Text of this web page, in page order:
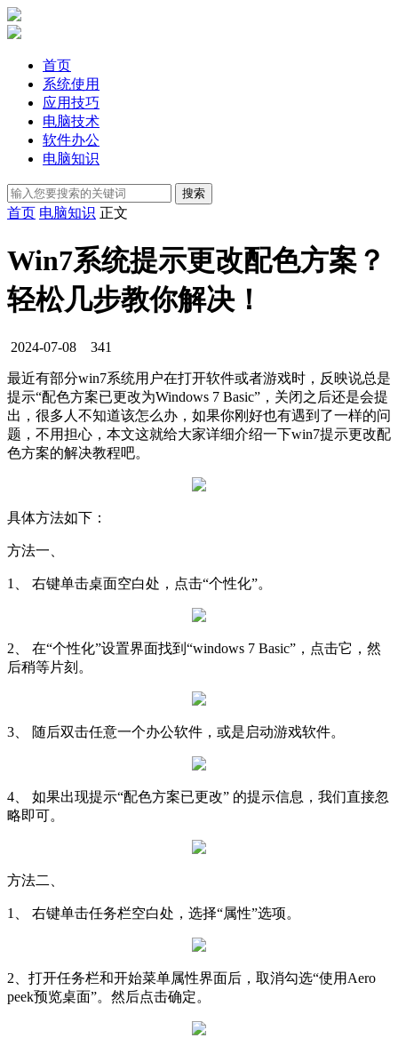
首页
系统使用
应用技巧
电脑技术
软件办公
电脑知识
首页 电脑知识 正文
Win7系统提示更改配色方案？
轻松几步教你解决！
2024-07-08 341
最近有部分win7系统用户在打开软件或者游戏时，反映说总是
提示“配色方案已更改为Windows 7 Basic”，关闭之后还是会提
出，很多人不知道该怎么办，如果你刚好也有遇到了一样的问
题，不用担心，本文这就给大家详细介绍一下win7提示更改配
色方案的解决教程吧。
具体方法如下：
方法一、
1、 右键单击桌面空白处，点击“个性化”。
2、 在“个性化”设置界面找到“windows 7 Basic”，点击它，然
后稍等片刻。
3、 随后双击任意一个办公软件，或是启动游戏软件。
4、 如果出现提示“配色方案已更改” 的提示信息，我们直接忽
略即可。
方法二、
1、 右键单击任务栏空白处，选择“属性”选项。
2、打开任务栏和开始菜单属性界面后，取消勾选“使用Aero
peek预览桌面”。然后点击确定。